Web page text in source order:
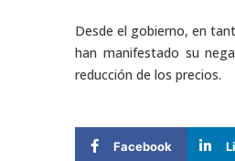
Desde el gobierno, en
han manifestado su
reducción de los precios.
Facebook